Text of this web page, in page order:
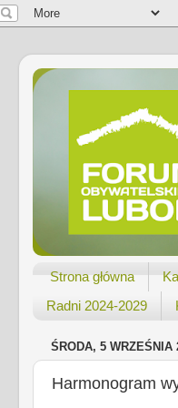
Strona główna
Radni 2024-2029
ŚRODA, 5 WRZEŚNIA
Harmonogram